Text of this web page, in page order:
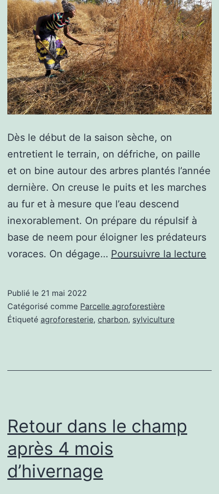
Dès le début de la saison sèche, on
entretient le terrain, on défriche, on paille
et on bine autour des arbres plantés l’année
dernière. On creuse le puits et les marches
au fur et à mesure que l’eau descend
inexorablement. On prépare du répulsif à
base de neem pour éloigner les prédateurs
voraces. On dégage… Poursuivre la lecture
et
Publié le 21 mai 2022
Catégorisé comme Parcelle agroforestière
Étiqueté agroforesterie, charbon, sylviculture
Retour dans le champ
après 4 mois
d’hivernage